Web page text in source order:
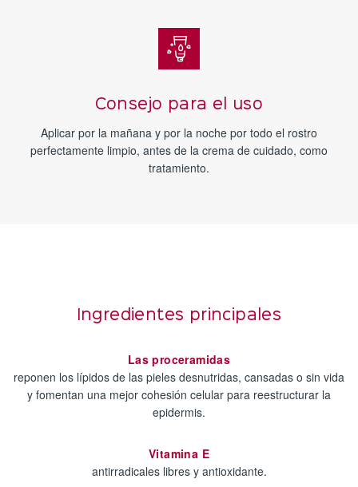
Consejo para el uso
Aplicar por la mañana y por la noche por todo el rostro
perfectamente limpio, antes de la crema de cuidado, como
tratamiento.
Ingredientes principales
Las proceramidas
reponen los lípidos de las pieles desnutridas, cansadas o sin vida
y fomentan una mejor cohesión celular para reestructurar la
epidermis.
Vitamina E
antirradicales libres y antioxidante.